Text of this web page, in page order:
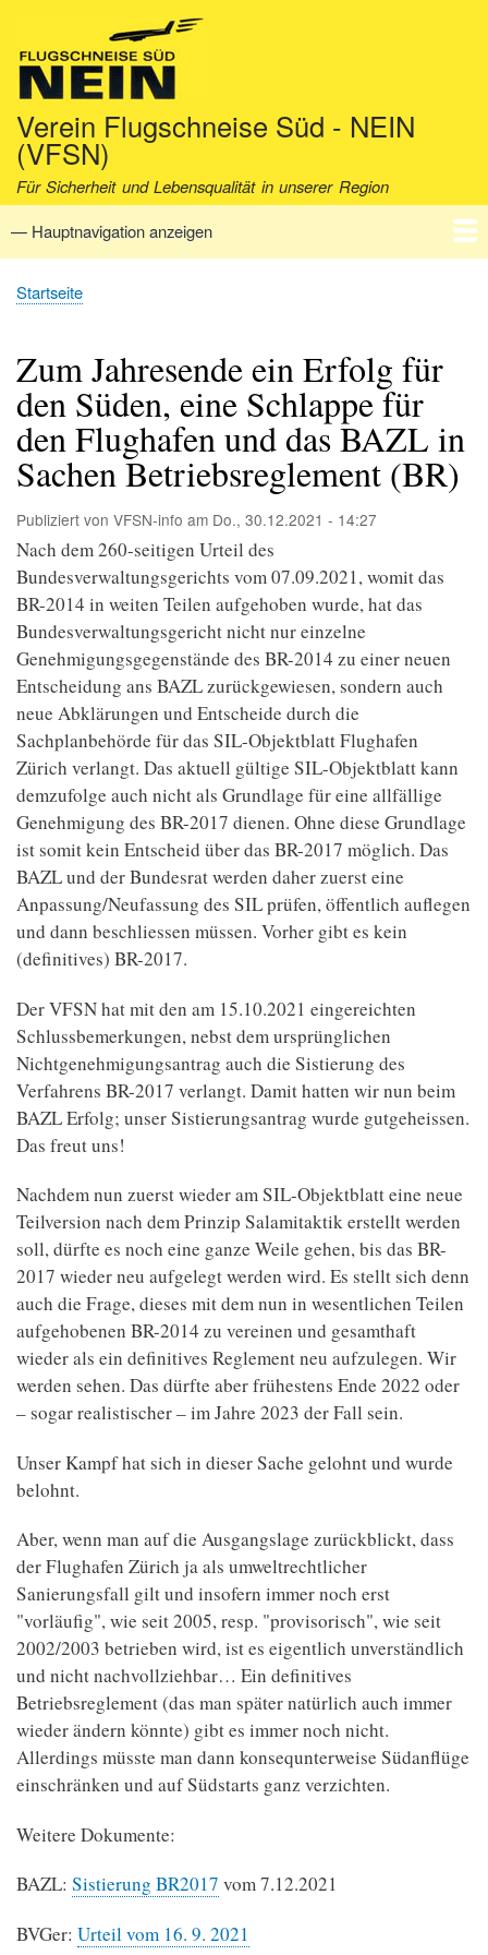
Verein Flugschneise Süd - NEIN
(VFSN)
Für Sicherheit und Lebensqualität in unserer Region
Hauptnavigation
— Hauptnavigation anzeigen
Startseite
Verein
Aktuell
Fakten
Archiv
Kontakt
Pfadnavigation
Startseite
Zum Jahresende ein Erfolg für
den Süden, eine Schlappe für
den Flughafen und das BAZL in
Sachen Betriebsreglement (BR)
Publiziert von VFSN-info am Do., 30.12.2021 - 14:27
Nach dem 260-seitigen Urteil des
Bundesverwaltungsgerichts vom 07.09.2021, womit das
BR-2014 in weiten Teilen aufgehoben wurde, hat das
Bundesverwaltungsgericht nicht nur einzelne
Genehmigungsgegenstände des BR-2014 zu einer neuen
Entscheidung ans BAZL zurückgewiesen, sondern auch
neue Abklärungen und Entscheide durch die
Sachplanbehörde für das SIL-Objektblatt Flughafen
Zürich verlangt. Das aktuell gültige SIL-Objektblatt kann
demzufolge auch nicht als Grundlage für eine allfällige
Genehmigung des BR-2017 dienen. Ohne diese Grundlage
ist somit kein Entscheid über das BR-2017 möglich. Das
BAZL und der Bundesrat werden daher zuerst eine
Anpassung/Neufassung des SIL prüfen, öffentlich auflegen
und dann beschliessen müssen. Vorher gibt es kein
(definitives) BR-2017.
Der VFSN hat mit den am 15.10.2021 eingereichten
Schlussbemerkungen, nebst dem ursprünglichen
Nichtgenehmigungsantrag auch die Sistierung des
Verfahrens BR-2017 verlangt. Damit hatten wir nun beim
BAZL Erfolg; unser Sistierungsantrag wurde gutgeheissen.
Das freut uns!
Nachdem nun zuerst wieder am SIL-Objektblatt eine neue
Teilversion nach dem Prinzip Salamitaktik erstellt werden
soll, dürfte es noch eine ganze Weile gehen, bis das BR-
2017 wieder neu aufgelegt werden wird. Es stellt sich denn
auch die Frage, dieses mit dem nun in wesentlichen Teilen
aufgehobenen BR-2014 zu vereinen und gesamthaft
wieder als ein definitives Reglement neu aufzulegen. Wir
werden sehen. Das dürfte aber frühestens Ende 2022 oder
– sogar realistischer – im Jahre 2023 der Fall sein.
Unser Kampf hat sich in dieser Sache gelohnt und wurde
belohnt.
Aber, wenn man auf die Ausgangslage zurückblickt, dass
der Flughafen Zürich ja als umweltrechtlicher
Sanierungsfall gilt und insofern immer noch erst
"vorläufig", wie seit 2005, resp. "provisorisch", wie seit
2002/2003 betrieben wird, ist es eigentlich unverständlich
und nicht nachvollziehbar… Ein definitives
Betriebsreglement (das man später natürlich auch immer
wieder ändern könnte) gibt es immer noch nicht.
Allerdings müsste man dann konsequnterweise Südanflüge
einschränken und auf Südstarts ganz verzichten.
Weitere Dokumente:
BAZL: Sistierung BR2017 vom 7.12.2021
BVGer: Urteil vom 16. 9. 2021